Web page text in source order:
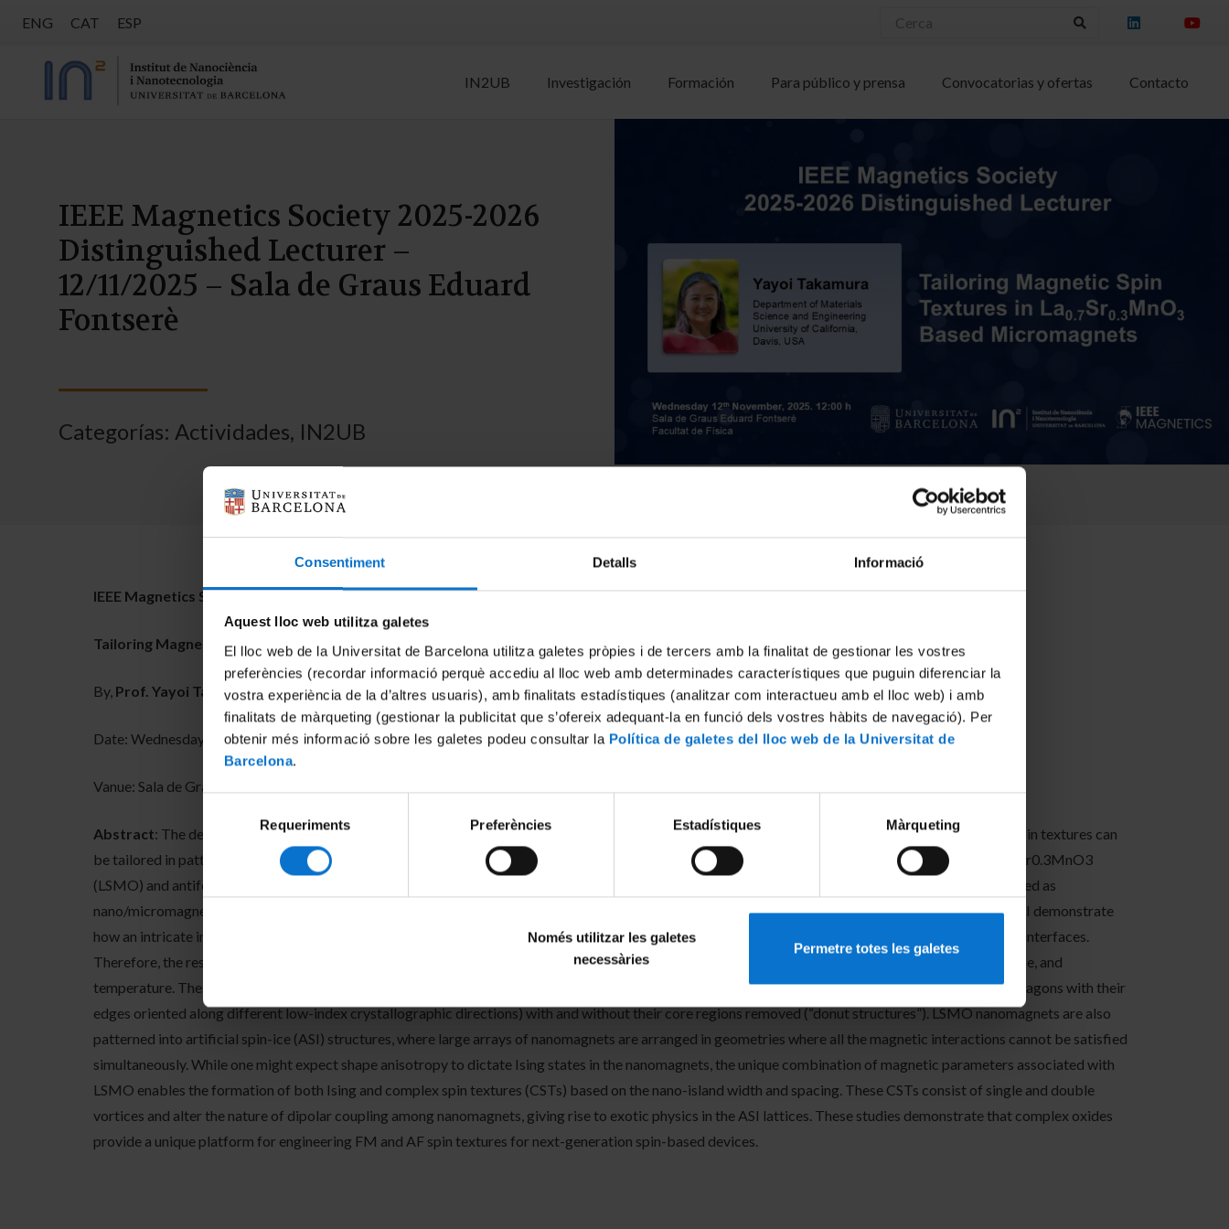
Consentiment Detalls Informació
Aquest lloc web utilitza galetes
El lloc web de la Universitat de Barcelona utilitza galetes pròpies i de tercers amb la finalitat de gestionar les vostres
preferències (recordar informació perquè accediu al lloc web amb determinades característiques que puguin diferenciar la
vostra experiència de la d’altres usuaris), amb finalitats estadístiques (analitzar com interactueu amb el lloc web) i amb
finalitats de màrqueting (gestionar la publicitat que s’ofereix adequant-la en funció dels vostres hàbits de navegació). Per
obtenir més informació sobre les galetes podeu consultar la Política de galetes del lloc web de la Universitat de
Barcelona.
consentiment
Requeriments Preferències Estadístiques Màrqueting
Només utilitzar les galetes
necessàries
Permetre totes les galetes
ENG CAT ESP
IN2UB Investigación Formación Para público y prensa Convocatorias y ofertas Contacto
IEEE Magnetics Society 2025-2026
Distinguished Lecturer –
12/11/2025 – Sala de Graus Eduard
Fontserè
Categorías: Actividades, IN2UB
IEEE Magnetics Society2025-2026 Distinguished Lecturer
Tailoring Magnetic Spin Textures in La 0.7 Sr0.3 MnO – Based Micromagnets
By, Prof. Yayoi Takamura, Department of Materials Science and Engineering, University of California, Davis, USA
Date: Wednesday 12th November, 2025. 12:00 h
Vanue: Sala de Graus Eduard Fontserè. Facultat de Física
Abstract: The development of next-generation computing devices based on spintronics and magnonics requires an understanding of how magnetic spin textures can
be tailored in patterned magnetic materials. Within the wide range of magnetic materials available, complex oxides such as ferromagnetic (FM) La0.7Sr0.3MnO3
(LSMO) and antiferromagnetic (AF) La1-xSrxFeO3 (LSFO) provide an ideal platform for tailoring magnetic spin textures when lithographically patterned as
nano/micromagnets. This unique tunability arises due to the strong interactions among charge, spin, lattice, and orbital degrees of freedom. In this talk I demonstrate
how an intricate interplay exists between shape and magnetocrystalline anisotropy energies as well as exchange coupling interactions at LSMO/LSFO interfaces.
Therefore, the resulting AF and FM spin textures can be controlled using parameters such as the LSMO and LSFO layer thicknesses, micromagnet shape, and
temperature. These spin textures are imaged using x-ray photoemission electron microscopy for a variety of shapes (circles, squares, triangles, and hexagons with their
edges oriented along different low-index crystallographic directions) with and without their core regions removed (“donut structures”). LSMO nanomagnets are also
patterned into artificial spin-ice (ASI) structures, where large arrays of nanomagnets are arranged in geometries where all the magnetic interactions cannot be satisfied
simultaneously. While one might expect shape anisotropy to dictate Ising states in the nanomagnets, the unique combination of magnetic parameters associated with
LSMO enables the formation of both Ising and complex spin textures (CSTs) based on the nano-island width and spacing. These CSTs consist of single and double
vortices and alter the nature of dipolar coupling among nanomagnets, giving rise to exotic physics in the ASI lattices. These studies demonstrate that complex oxides
provide a unique platform for engineering FM and AF spin textures for next-generation spin-based devices.